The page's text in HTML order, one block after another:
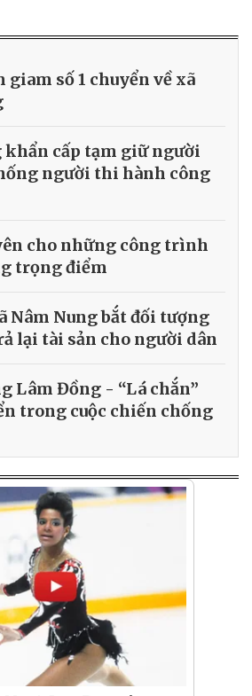
giam số 1 chuyển về xã
khẩn cấp tạm giữ người
người thi hành công
cho những công trình
trọng điểm
Nâm Nung bắt đối tượng
lại tài sản cho người dân
Lâm Đồng - “Lá chắn”
trong cuộc chiến chống